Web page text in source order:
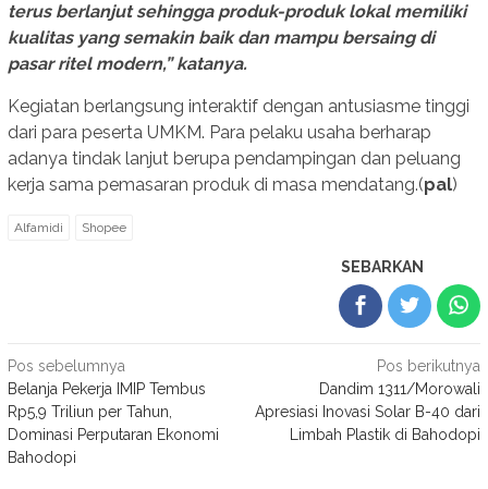
terus berlanjut sehingga produk-produk lokal memiliki
kualitas yang semakin baik dan mampu bersaing di
pasar ritel modern,” katanya.
Kegiatan berlangsung interaktif dengan antusiasme tinggi
dari para peserta UMKM. Para pelaku usaha berharap
adanya tindak lanjut berupa pendampingan dan peluang
kerja sama pemasaran produk di masa mendatang.(pal)
Alfamidi Shopee
SEBARKAN
Navigasi
pos
Pos sebelumnya
Belanja Pekerja IMIP Tembus
Rp5,9 Triliun per Tahun,
Dominasi Perputaran Ekonomi
Bahodopi
Pos berikutnya
Dandim 1311/Morowali
Apresiasi Inovasi Solar B-40 dari
Limbah Plastik di Bahodopi